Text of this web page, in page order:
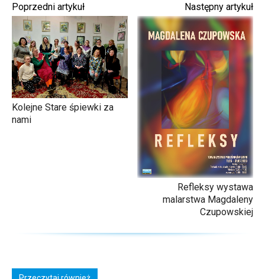
Poprzedni artykuł
Kolejne Stare śpiewki za
nami
Następny artykuł
Refleksy wystawa
malarstwa Magdaleny
Czupowskiej